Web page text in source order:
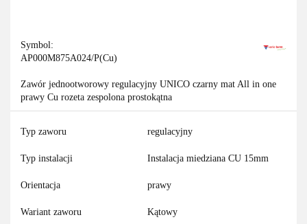
Symbol:
AP000M875A024/P(Cu)
Zawór jednootworowy regulacyjny UNICO czarny mat All in one
prawy Cu rozeta zespolona prostokątna
Typ zaworu regulacyjny
Typ instalacji Instalacja miedziana CU 15mm
Orientacja prawy
Wariant zaworu Kątowy